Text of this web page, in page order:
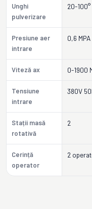
Unghi
pulverizare
20-100°
Presiune aer
intrare
0,6 MPA
Viteză ax 0-1900
Tensiune
intrare
380V
Stații masă
rotativă
2
Cerință
operator
2